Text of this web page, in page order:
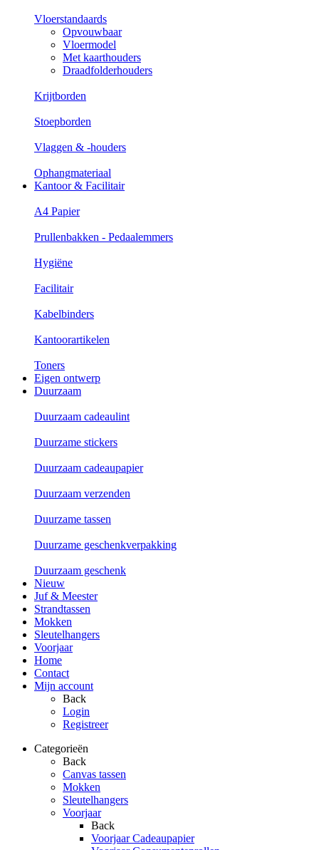
Vloerstandaards
Opvouwbaar
Vloermodel
Met kaarthouders
Draadfolderhouders
Krijtborden
Stoepborden
Vlaggen & -houders
Ophangmateriaal
Kantoor & Facilitair
A4 Papier
Prullenbakken - Pedaalemmers
Hygiëne
Facilitair
Kabelbinders
Kantoorartikelen
Toners
Eigen ontwerp
Duurzaam
Duurzaam cadeaulint
Duurzame stickers
Duurzaam cadeaupapier
Duurzaam verzenden
Duurzame tassen
Duurzame geschenkverpakking
Duurzaam geschenk
Nieuw
Juf & Meester
Strandtassen
Mokken
Sleutelhangers
Voorjaar
Home
Contact
Mijn account
Back
Login
Registreer
Categorieën
Back
Canvas tassen
Mokken
Sleutelhangers
Voorjaar
Back
Voorjaar Cadeaupapier